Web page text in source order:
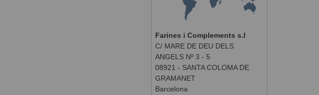
Farines i Complements s.l
C/ MARE DE DEU DELS
ANGELS Nº 3 - 5
08921 - SANTA COLOMA DE
GRAMANET
Barcelona